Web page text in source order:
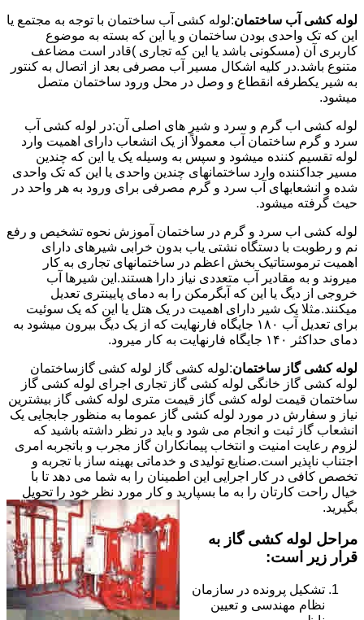
لوله کشی آب ساختمان:لوله کشی آب ساختمان با توجه به مجتمع یا
این که تک واحدی بودن ساختمان و یا این که بسته به موضوع
کاربری آن (مسکونی باشد یا این که تجاری )قادر است مضاعف
متنوع باشد.در کلیه اشکال مسیر آب مصرفی بعد از اتصال به کنتور
به شیر یکطرفه انقطاع و وصل در محل ورود ساختمان متصل
میشود.
لوله کشی اب گرم و سرد و شیر های اصلی آن:در لوله کشی آب
سرد و گرم ساختمان آب معمولاً از یک انشعاب دارای اهمیت وارد
لوله تقسیم کننده میشود و سپس به وسیله یک یا این که چندین
مسیر جداکننده وارد ساختمانهای چندین واحدی یا این که تک واحدی
شده و انشعابهای آب سرد و گرم مصرفی برای ورود به هر واحد در
حیث گرفته میشود.
لوله کشی اب سرد و گرم در ساختمان آموزش نحوه تشخیص و رفع
نم و رطوبت با دستگاه نشتی یاب بدون خرابی شیرهای دارای
اهمیت ترموستاتیک بخش اعظم در ساختمانهای تجاری به کار
میروند و به مقادیر آب متعددی نیاز دارا هستند.این شیرها آب
خروجی از دیگ یا این که آبگرمکن را به دمای پایینتری تعدیل
میکنند.مثلا یک شیر دارای اهمیت در یک هتل یا این که یک سوئیت
برای تعدیل آب ۱۸۰ جایگاه فارنهایت که از یک دیگ بیرون میشود به
دمای حداکثر ۱۴۰ جایگاه فارنهایت به کار میرود.
لوله کشی گاز ساختمان:لوله کشی گاز لوله کشی گازساختمان
لوله کشی گاز خانگی لوله کشی گاز تجاری اجرای لوله کشی گاز
ساختمان قیمت لوله کشی گاز قیمت متری لوله کشی گاز بیشترین
نیاز و سفارش در مورد لوله کشی گاز عموما به منظور جابجایی یک
انشعاب گاز ثبت و انجام می شود و باید در نظر داشته باشید که
لزوم رعایت امنیت و انتخاب پیمانکاران گاز مجرب و باتجربه امری
اجتناب ناپذیر است.صنایع تولیدی و خدماتی بهینه ساز با تجربه و
تخصص کافی در کار اجرایی این اطمینان را به شما می دهد تا با
خیال راحت کارتان را به ما بسپارید و کار مورد نظر خود را تحویل
بگیرید.
مراحل لوله کشی گاز به
قرار زیر است:
تشکیل پرونده در سازمان
نظام مهندسی و تعیین